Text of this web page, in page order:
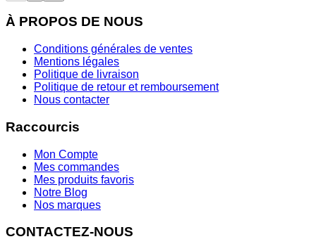
À PROPOS DE NOUS
Conditions générales de ventes
Mentions légales
Politique de livraison
Politique de retour et remboursement
Nous contacter
Raccourcis
Mon Compte
Mes commandes
Mes produits favoris
Notre Blog
Nos marques
CONTACTEZ-NOUS